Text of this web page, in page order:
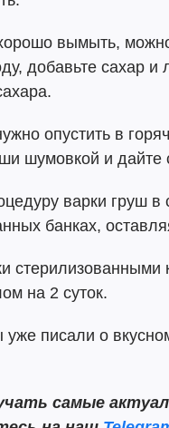
вымыть,
добавьте сахар
опустить в
шумовкой и дайте
варки груш
банках,
на 2 суток.
писали о
самые